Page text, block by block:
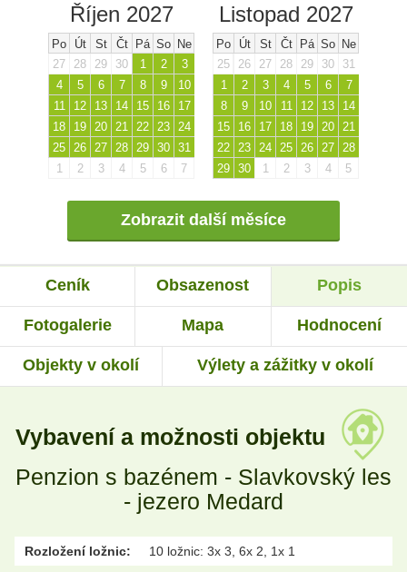
Říjen 2027
Po Út St Čt Pá So Ne
27
28 29 30 1 2
3
4
5 6 7 8 9
10
11
12 13 14 15 16
17
18
19 20 21 22 23
24
25
26 27 28 29 30 31
1
2 3 4 5 6 7
Listopad 2027
Po Út St Čt Pá So Ne
25
26 27 28 29 30
31
1
2 3 4 5 6
7
8
9 10 11 12 13
14
15
16 17 18 19 20
21
22
23 24 25 26 27
28
29 30 1 2 3 4 5
Zobrazit další měsíce
Ceník Obsazenost Popis
Fotogalerie Mapa Hodnocení
Objekty v okolí Výlety a zážitky v okolí
Vybavení a možnosti objektu
Penzion s bazénem - Slavkovský les
- jezero Medard
Rozložení ložnic:
10 ložnic: 3x 3, 6x 2, 1x 1